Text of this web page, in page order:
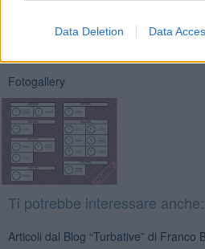
Data Deletion Data
alle 20:00 direttamente nella tua
Fotogallery
Ti potrebbe interessare anche:
Articoli dal Blog “Turbative” di Franco